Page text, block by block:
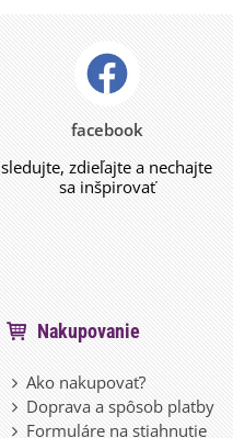
facebook
sledujte, zdieľajte a nechajte
sa inšpirovať
Nakupovanie
Ako nakupovať?
Doprava a spôsob platby
Formuláre na stiahnutie